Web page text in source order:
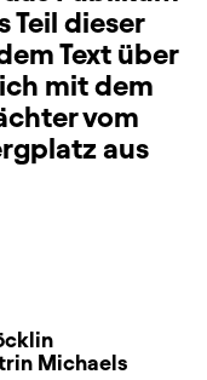
Teil dieser
Text über
mit dem
vom
aus
Michaels